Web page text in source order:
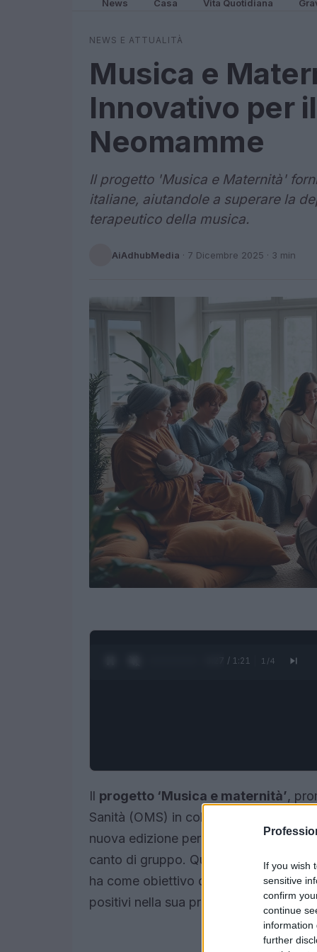
If you wish
sensitive
confirm
continue
information
further
News Casa Vita Quotidiana
NEWS E ATTUALITÀ
Musica e
Innovativo per
Neomamme
Il progetto 'Musica e Maternità'
italiane, aiutandole a superare la
terapeutico della musica.
AiAdhubMedia · 7 Dicembre 2025 · 3 min
0:28 / 1:21 1 /4
Il progetto ‘Musica e maternità’,
Sanità (OMS) in collaborazione con
nuova edizione per affrontare il tema
canto di gruppo. Questa iniziativa,
ha come obiettivo quello di
positivi nella sua prima edizione.